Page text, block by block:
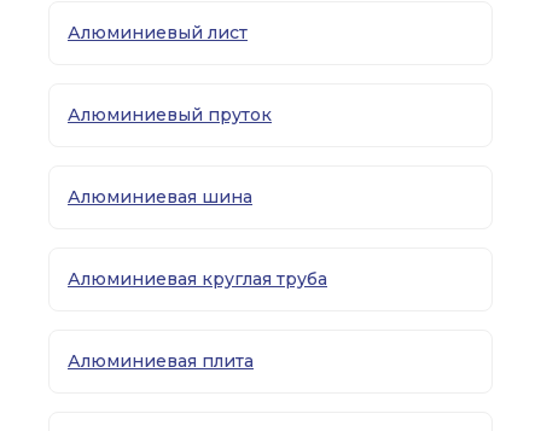
Алюминиевый лист
Алюминиевый пруток
Алюминиевая шина
Алюминиевая круглая труба
Алюминиевая плита